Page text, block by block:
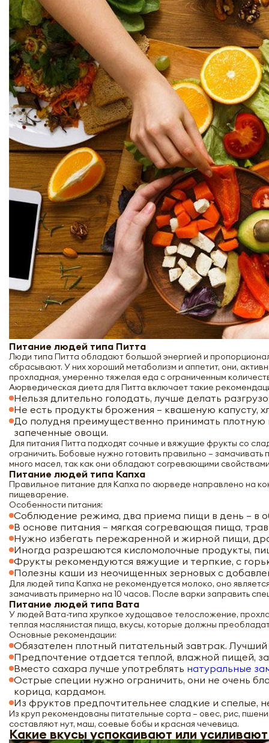
Питание людей типа Питта
Люди типа Питта обладают большой энергией и
сбрасывают. У них хороший метаболизм и аппетит, они,
прохладная, умеренно тяжелая еда с ограниченным
Аюрведическая диета для Питта включает такие
Нельзя длительно голодать, лучше делать
Не есть продукты брожения – квашеную капусту,
До полудня преимущественно принимать
запеченные овощи.
Для питания Питта подходят сочные и вяжущие фрукты со
ограничить. Бобовые нужно готовить правильно –
много масел, так как они обладают согревающими
Питание людей типа Капха
Правильное питание для Капха по аюрведе направлено на
пищеварение.
Особенности питания:
Соблюдение режима, два приема пищи в день – в
В основе питания – мягкая согревающая пища,
Нужно избегать пережаренной и жирной пищи,
Иногда разрешаются кисломолочные продукты,
Фрукты рекомендуются вяжущие и терпкие, с
Полезны каши из неочищенных зерновых с
Для людей типа Капха не рекомендуется молоко, оно
замачивать примерно на 10 часов. После варки заправить
Питание людей типа Вата
У людей Вата-типа хрупкое худощавое телосложение,
теплая маслянистая пища, вкусы, которые должны
Основные рекомендации:
Обязателен плотный питательный завтрак.
Предпочтение отдается теплой, влажной пищей,
Вместо сахара лучше употреблять натуральные
Острые специи нужно ограничить, они не очень
корица, кардамон.
Из фруктов предпочтительнее сладкие и спелые,
Из круп рекомендованы питательные сорта – овес, рис,
составляют нут, маш, соевые бобы и красная чечевица.
Какие вкусы успокаивают или